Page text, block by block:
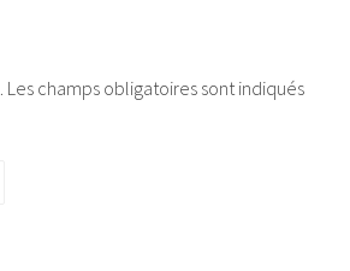
Les champs obligatoires sont indiqués